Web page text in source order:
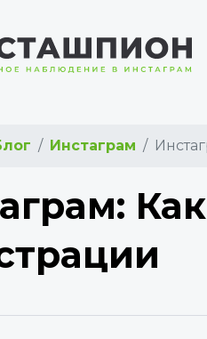
Инстаграм